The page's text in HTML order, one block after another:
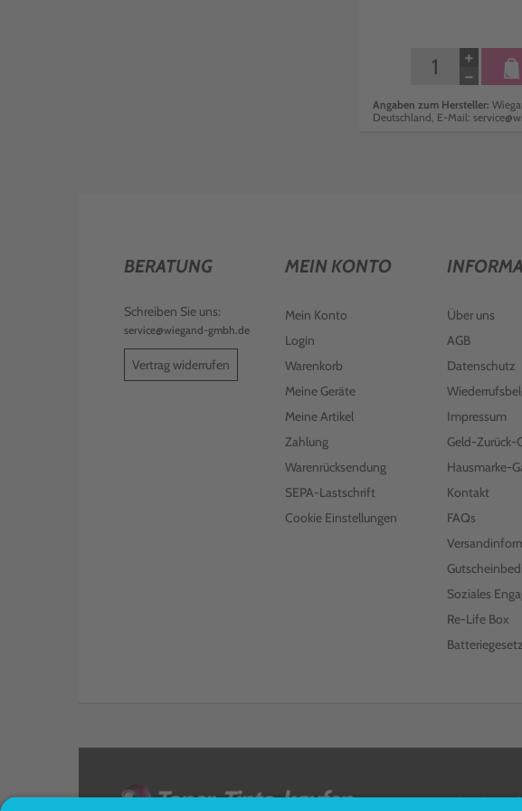
−
+
Angaben zum Hersteller:
Deutschland, E-Mail:
BERATUNG
Schreiben Sie uns:
service@wiegand-gmbh.de
Vertrag widerrufen
MEIN KONTO
Mein Konto
Login
Warenkorb
Meine Geräte
Meine Artikel
Zahlung
Warenrücksendung
SEPA-Lastschrift
Cookie Einstellungen
Über uns
AGB
Datenschutz
Impressum
Geld-Zurück-
Hausmarke-
Kontakt
FAQs
Soziales
Re-Life Box
Batteriegesetz
< FOLGEN